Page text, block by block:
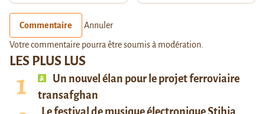
LES PLUS LUS
Un nouvel élan pour le projet ferroviaire
transafghan
Le festival de musique électronique Stihia
Commentaire Annuler
Votre commentaire pourra être soumis à modération.